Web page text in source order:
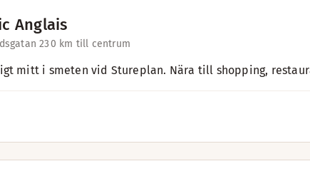
Anglais
230 km till centrum
mitt i smeten vid Stureplan. Nära till shopping,